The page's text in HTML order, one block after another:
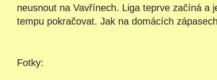
neusnout na Vavřínech. Liga teprve začíná a
tempu pokračovat. Jak na domácích
Fotky: